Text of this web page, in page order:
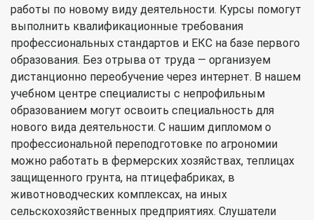
работы по новому виду деятельности. Курсы помогут
выполнить квалификационные требования
профессиональных стандартов и ЕКС на базе первого
образования. Без отрыва от труда — организуем
дистанционно переобучение через интернет. В нашем
учебном центре специалисты с непрофильным
образованием могут освоить специальность для
нового вида деятельности. С нашим дипломом о
профессиональной переподготовке по агрономии
можно работать в фермерских хозяйствах, теплицах
защищенного грунта, на птицефабриках, в
животноводческих комплексах, на иных
сельскохозяйственных предприятиях. Слушатели